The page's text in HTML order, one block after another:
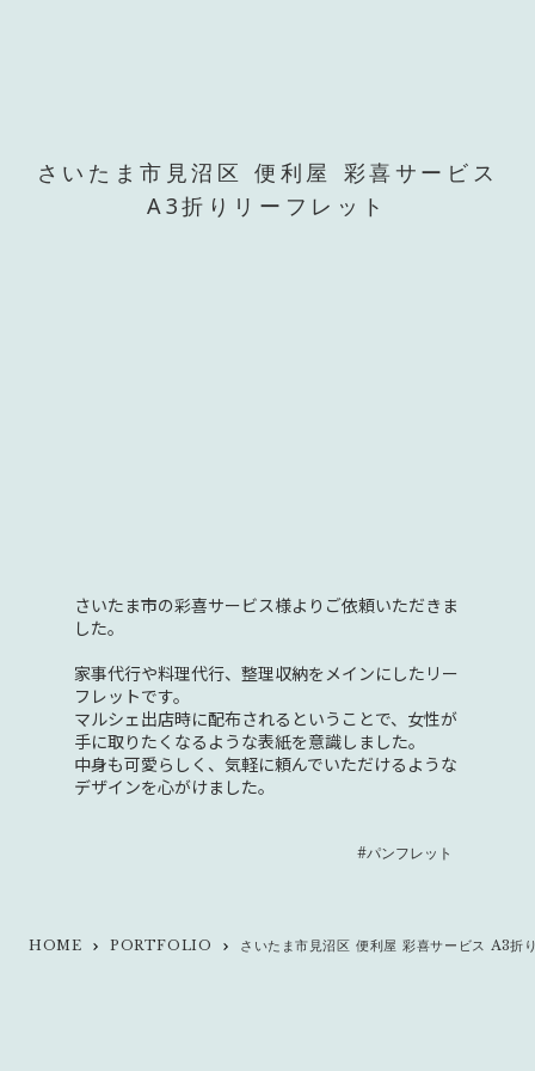
さいたま市見沼区 便利屋 彩喜サービス
A3折りリーフレット
さいたま市の彩喜サービス様よりご依頼いただきま
した。
家事代行や料理代行、整理収納をメインにしたリー
フレットです。
マルシェ出店時に配布されるということで、女性が
手に取りたくなるような表紙を意識しました。
中身も可愛らしく、気軽に頼んでいただけるような
デザインを心がけました。
#パンフレット
HOME keyboard_arrow_right PORTFOLIO keyboard_arrow_right さいたま市見沼区 便利屋 彩喜サービス A3折